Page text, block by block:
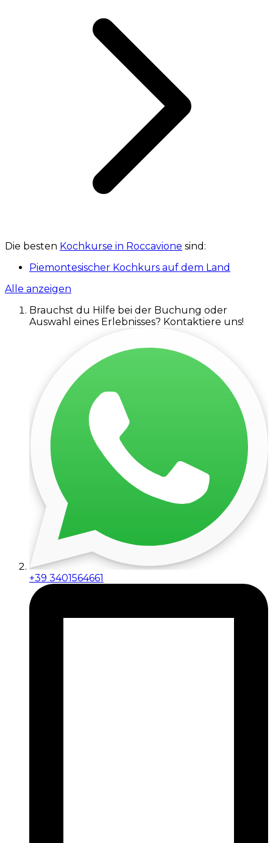
Die besten Kochkurse in Roccavione sind:
Piemontesischer Kochkurs auf dem Land
Alle anzeigen
Brauchst du Hilfe bei der Buchung oder
Auswahl eines Erlebnisses? Kontaktiere uns!
+39 3401564661